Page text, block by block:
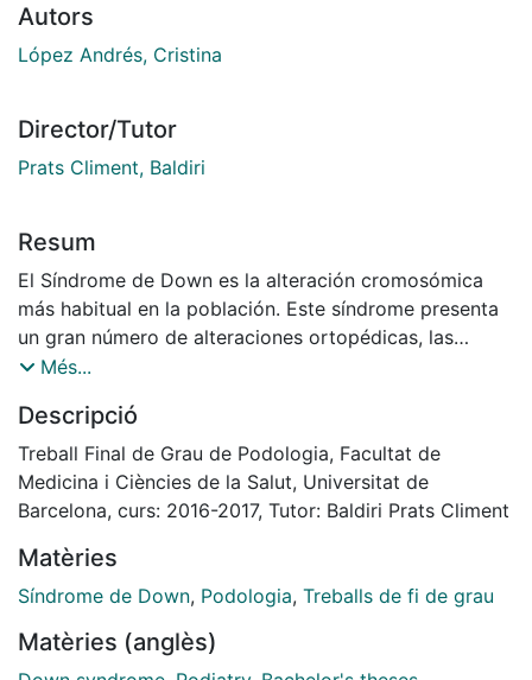
Autors
López Andrés, Cristina
Director/Tutor
Prats Climent, Baldiri
Resum
El Síndrome de Down es la alteración cromosómica
más habitual en la población. Este síndrome presenta
un gran número de alteraciones ortopédicas, las
alteraciones más prevalentes son, inestabilidad de
plano, y alteraciones en la marcha. Material y
métodos. Los artículos incluidos en esta revisión
bibliográfica, se obtuvieron de Medline PubMed,
Scopus, Dialnet y búsquedas en revistas de podología,
siempre con el Síndrome de Down. Resultados. Las
alteraciones ortopédicas que aparecen con mayor
son, escoliosis, inestabilidad de cadera, inestabilidad
Més...
Descripció
Treball Final de Grau de Podologia, Facultat de
Medicina i Ciències de la Salut, Universitat de
Barcelona, curs: 2016-2017, Tutor: Baldiri Prats Climent
Matèries
Síndrome de Down, Podologia, Treballs de fi de grau
Matèries (anglès)